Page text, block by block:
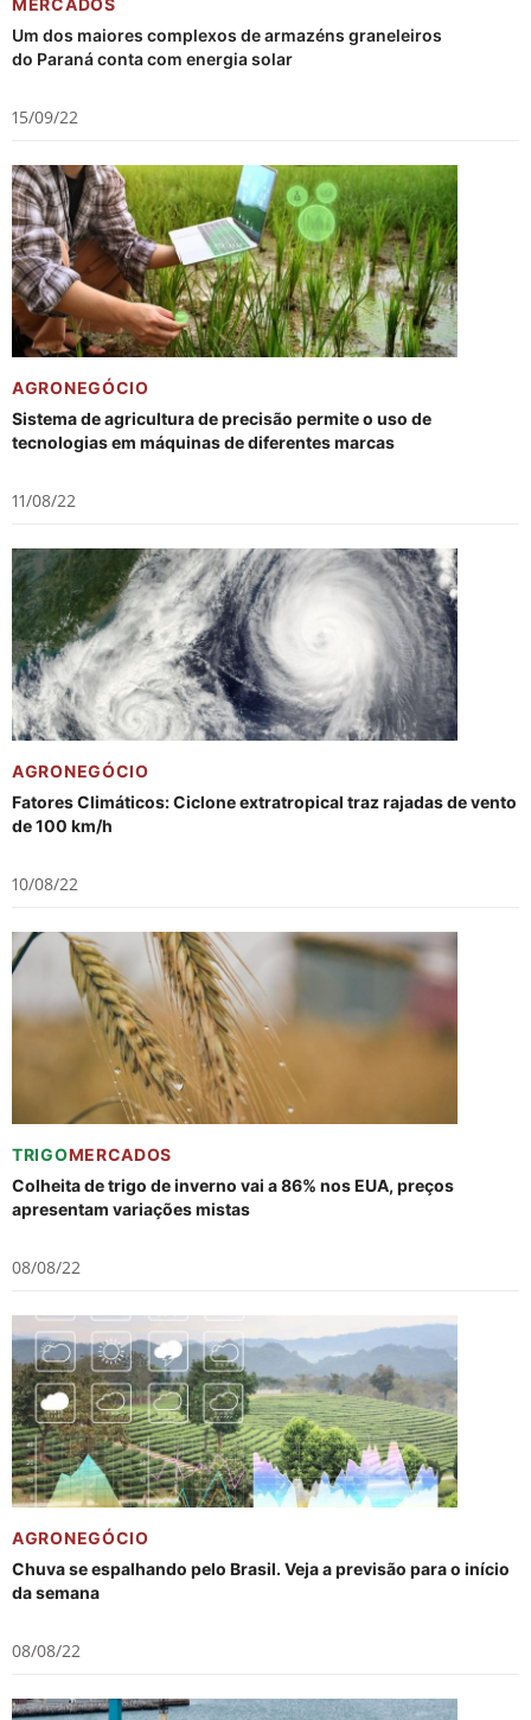
MERCADOS
Um dos maiores complexos de armazéns graneleiros
do Paraná conta com energia solar
15/09/22
AGRONEGÓCIO
Sistema de agricultura de precisão permite o uso de
tecnologias em máquinas de diferentes marcas
11/08/22
AGRONEGÓCIO
Fatores Climáticos: Ciclone extratropical traz rajadas de vento
de 100 km/h
10/08/22
TRIGOMERCADOS
Colheita de trigo de inverno vai a 86% nos EUA, preços
apresentam variações mistas
08/08/22
AGRONEGÓCIO
Chuva se espalhando pelo Brasil. Veja a previsão para o início
da semana
08/08/22